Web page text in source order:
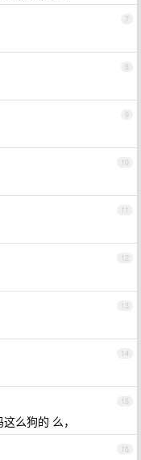
7
8
9
10
11
12
13
14
15
么狗的 么，
16